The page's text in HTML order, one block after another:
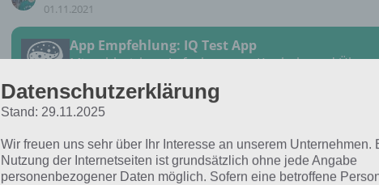
01.11.2021
App Empfehlung: IQ Test App
Mit zahlreichen Aufgaben zum Knobeln und Üben
JETZT KOSTENLOS HERUNTERLADEN
Die Lösung für das tägliche Rätsel vom 9.11.2021 zu
2021 in 4 Bilder 1 Wort. Wenn du dort aktuell feststeckst,
Datenschutzerklärung
Stand: 29.11.2025
Wir freuen uns sehr über Ihr Interesse an unserem Unternehmen.
Nutzung der Internetseiten ist grundsätzlich ohne jede Angabe
personenbezogener Daten möglich. Sofern eine betroffene